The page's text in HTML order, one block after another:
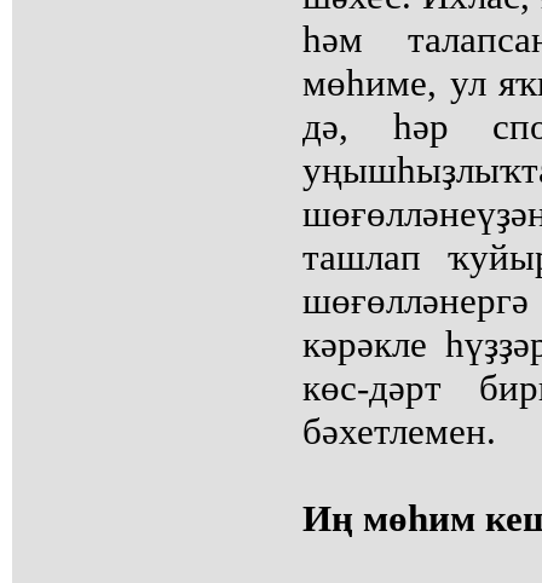
һәм
мөһиме, ул
дә, һәр
ташлап
кәрәкле
көс-дәрт
бәхетлемен.
Иң мөһим